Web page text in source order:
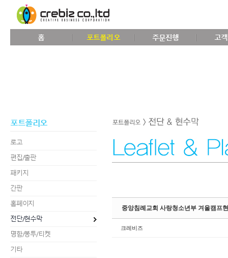
홈 포트폴리오 주문진행 고
포트폴리오
로고
편집/출판
패키지
간판
홈페이지
전단/현수막
명함/봉투/티켓
기타
중앙침례교회 사랑청소년부 겨울캠프
크레비즈
Sketchbook5, 스케치북5
Sketchbook5, 스케치북5